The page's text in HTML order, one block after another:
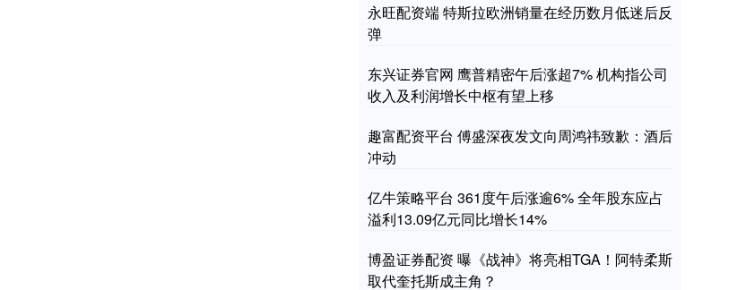
永旺配资端 特斯拉欧洲销量在经历数月低迷后反
弹
东兴证券官网 鹰普精密午后涨超7% 机构指公司
收入及利润增长中枢有望上移
趣富配资平台 傅盛深夜发文向周鸿祎致歉：酒后
冲动
亿牛策略平台 361度午后涨逾6% 全年股东应占
溢利13.09亿元同比增长14%
博盈证券配资 曝《战神》将亮相TGA！阿特柔斯
取代奎托斯成主角？